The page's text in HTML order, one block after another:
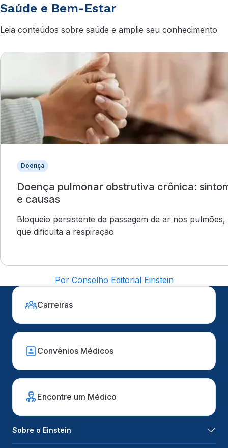
Saúde e Bem-Estar
Leia conteúdos sobre saúde e amplie seu conhecimento
Doença
Doença pulmonar obstrutiva crônica:
e causas
Bloqueio persistente da passagem de ar nos pulmões,
que dificulta a respiração
Por Conselho Editorial Einstein
Carreiras
Convênios Médicos
Encontre um Médico
Sobre o Einstein